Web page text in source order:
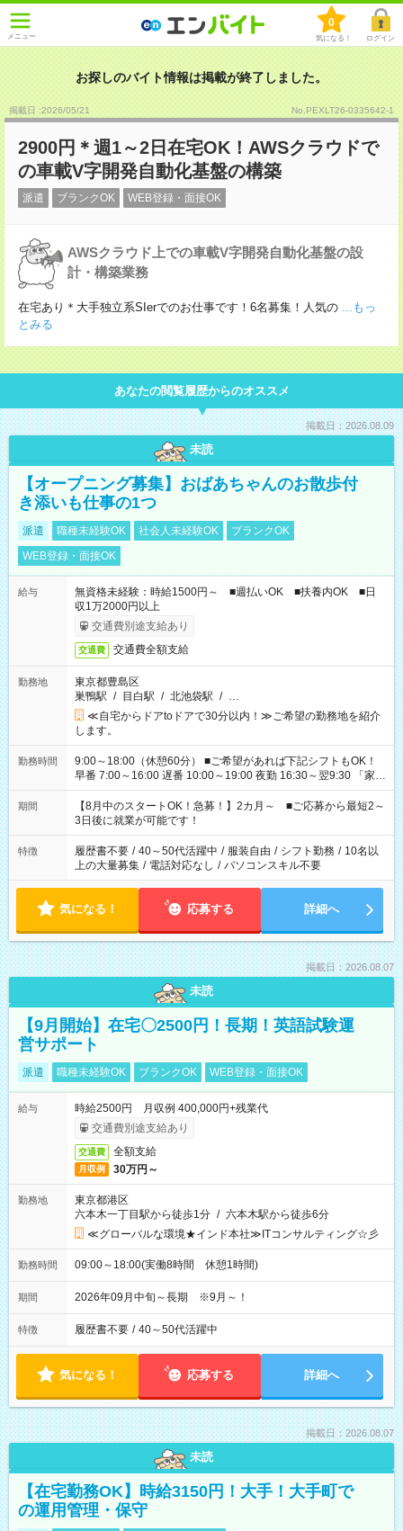
メニュー
0
気になる！ ログイン
お探しのバイト情報は掲載が終了しました。
掲載日 :2026/05/21 No.PEXLT26-0335642-1
2900円＊週1～2日在宅OK！AWSクラウドで
の車載V字開発自動化基盤の構築
派遣 ブランクOK WEB登録・面接OK
AWSクラウド上での車載V字開発自動化基盤の設
計・構築業務
在宅あり＊大手独立系SIerでのお仕事です！6名募集！人気の ...もっ
とみる
あなたの閲覧履歴からのオススメ
掲載日：2026.08.09
未読
【オープニング募集】おばあちゃんのお散歩付
き添いも仕事の1つ
派遣 職種未経験OK 社会人未経験OK
ブランクOK
WEB登録・面接OK
給与
無資格未経験：時給1500円～ ■週払いOK ■扶養内OK ■日
収1万2000円以上
交通費別途支給あり
交通費 交通費全額支給
勤務地
東京都豊島区
巣鴨駅 / 目白駅 / 北池袋駅 / …
≪自宅からドアtoドアで30分以内！≫ご希望の勤務地を紹介
します。
勤務時間
9:00～18:00（休憩60分） ■ご希望があれば下記シフトもOK！
早番 7:00～16:00 遅番 10:00～19:00 夜勤 16:30～翌9:30 「家族
と休みを合わせたい」 「余裕を持って夕飯の準備がしたい」
「できれば残業はしたくない」 など、ご希望を教えてください
ね。 ※Wワーク希望の方へ 今ご覧のお仕事で希望する勤務時間
と、もう1つのお仕事の勤務時間。 合計で週40時間を超える場
合は応募できません。
期間
【8月中のスタートOK！急募！】2カ月～ ■ご応募から最短2～
3日後に就業が可能です！
特徴 履歴書不要 / 40～50代活躍中 / 服装自由 / シフト勤務 / 10名以
上の大量募集 / 電話対応なし / パソコンスキル不要
気になる！ 応募する 詳細へ
掲載日：2026.08.07
未読
【9月開始】在宅〇2500円！長期！英語試験運
営サポート
派遣 職種未経験OK ブランクOK WEB登録・面接OK
給与
時給2500円 月収例 400,000円+残業代
交通費別途支給あり
交通費 全額支給
月収例 30万円～
勤務地
東京都港区
六本木一丁目駅から徒歩1分 / 六本木駅から徒歩6分
≪グローバルな環境★インド本社≫ITコンサルティング☆彡
勤務時間 09:00～18:00(実働8時間 休憩1時間)
期間 2026年09月中旬～長期 ※9月～！
特徴 履歴書不要 / 40～50代活躍中
気になる！ 応募する 詳細へ
掲載日：2026.08.07
未読
【在宅勤務OK】時給3150円！大手！大手町で
の運用管理・保守